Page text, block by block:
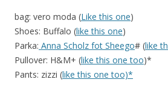
bag: vero moda (Like this one)
Shoes: Buffalo (like this one)
Parka: Anna Scholz fot Sheego# (like
Pullover: H&M+ (like this one too)*
Pants: zizzi (like this one too)*